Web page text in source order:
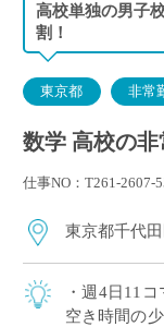
高校単独の男子
割！
東京都 非常
数学 高校の
仕事NO：T261-2607-
東京都千代田
・週4日11
空き時間の